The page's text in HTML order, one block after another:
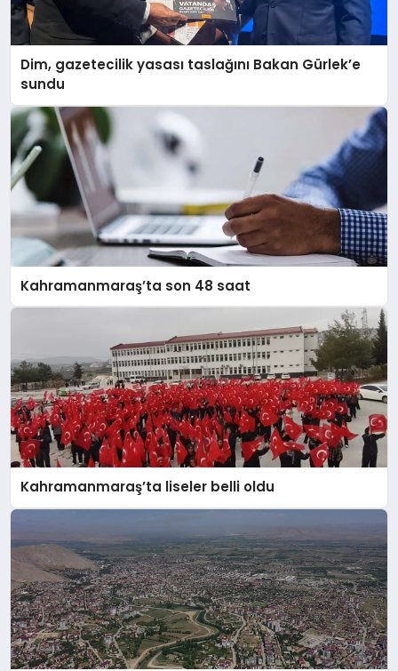
Dim, gazetecilik yasası taslağını Bakan Gürlek’e
sundu
Kahramanmaraş’ta son 48 saat
Kahramanmaraş’ta liseler belli oldu